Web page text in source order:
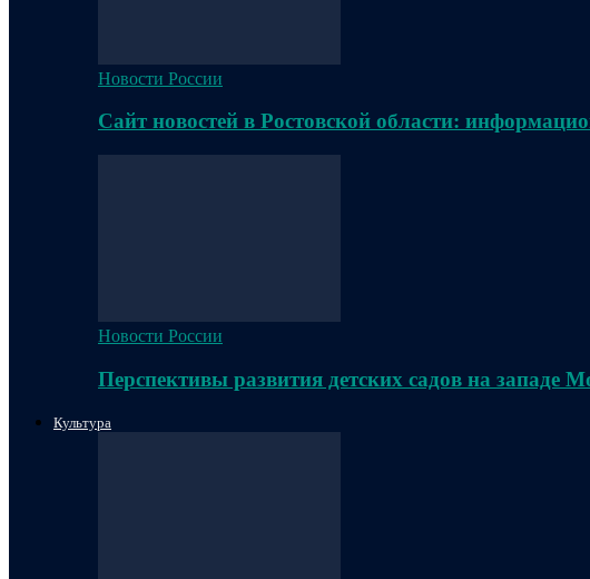
Новости России
Сайт новостей в Ростовской области:
Новости России
Перспективы развития детских садов на западе
Культура